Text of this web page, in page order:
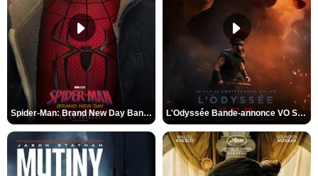
Spider-Man: Brand New Day Bande-annonce VO STFR L'Odyssée Bande-annonce VO STFR